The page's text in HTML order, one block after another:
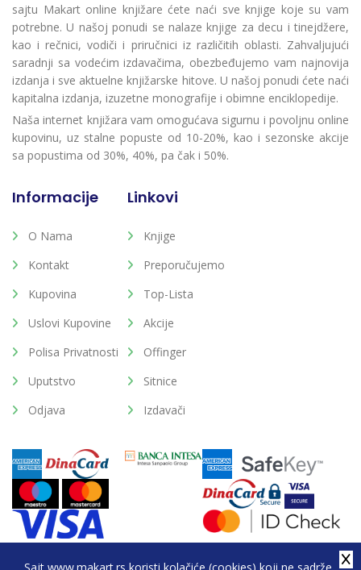
sajtu Makart online knjižare ćete naći sve knjige koje su vam
potrebne. U našoj ponudi se nalaze knjige za decu i tinejdžere,
kao i rečnici, vodiči i priručnici iz različitih oblasti. Zahvaljujući
saradnji sa vodećim izdavačima, obezbeđujemo vam najnovija
izdanja i sve aktuelne knjižarske hitove. U našoj ponudi ćete naći
kapitalna izdanja, izuzetne monografije i obimne enciklopedije.
Naša internet knjižara vam omogućava sigurnu i povoljnu online
kupovinu, uz stalne popuste od 10-20%, kao i sezonske akcije
sa popustima od 30%, 40%, pa čak i 50%.
Informacije
O Nama
Kontakt
Kupovina
Uslovi Kupovine
Polisa Privatnosti
Uputstvo
Odjava
Linkovi
Knjige
Preporučujemo
Top-Lista
Akcije
Offinger
Sitnice
Izdavači